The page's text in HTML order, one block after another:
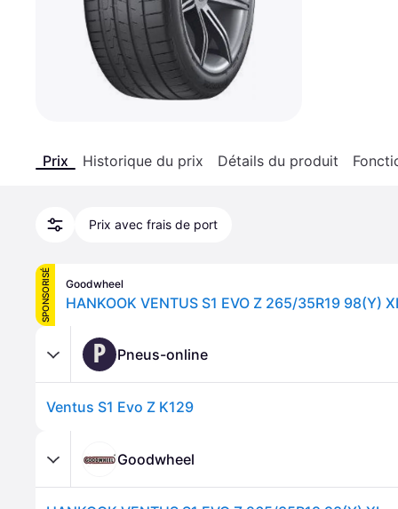
Prix Historique du prix Détails du produit
Prix avec frais de port
SPONSORISÉ Goodwheel
HANKOOK VENTUS S1 EVO Z 265/35R19 98(Y)
P Pneus-online
Ventus S1 Evo Z K129
Goodwheel